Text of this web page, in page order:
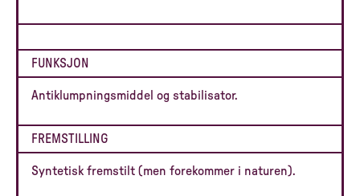
FUNKSJON
Antiklumpningsmiddel og stabilisator.
FREMSTILLING
Syntetisk fremstilt (men forekommer i naturen).